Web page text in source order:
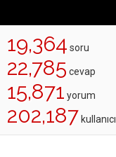
19,364 soru
22,785 cevap
15,871 yorum
202,187 kullanıcı